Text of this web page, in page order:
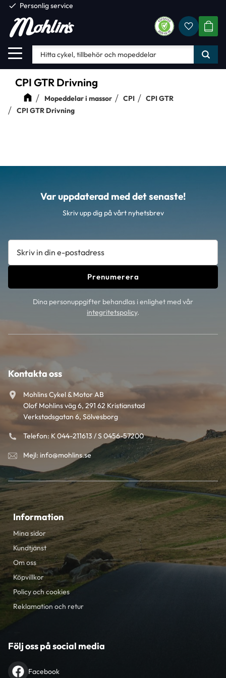
Meny
check Personlig service
CPI GTR Drivning
Mopeddelar i massor CPI
CPI GTR
CPI GTR Drivning
Var uppdaterad med det senaste!
Skriv upp dig på vårt nyhetsbrev
Prenumerera
Dina personuppgifter behandlas i enlighet med vår
integritetspolicy.
Kontakta oss
Mohlins Cykel & Motor AB
Olof Mohlins väg 6, 291 62 Kristianstad
Verkstadsgatan 6, Sölvesborg
Telefon: K 044-211613 / S 0456-57200
Mejl: info@mohlins.se
Information
Mina sidor
Kundtjänst
Om oss
Köpvillkor
Policy och cookies
Reklamation och retur
Följ oss på social media
Facebook